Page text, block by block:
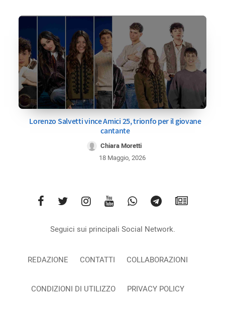
Lorenzo Salvetti vince Amici 25, trionfo per il giovane
cantante
Chiara Moretti
18 Maggio, 2026
Seguici sui principali Social Network.
REDAZIONE CONTATTI COLLABORAZIONI
CONDIZIONI DI UTILIZZO PRIVACY POLICY